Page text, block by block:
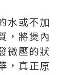
水或不加
，將煲內
微壓的狀
，真正原